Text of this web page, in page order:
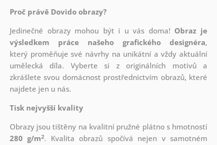
Proč právě Dovido obrazy?
Jedinečné obrazy mohou být i u vás doma! Obraz je
výsledkem práce našeho grafického designéra,
který proměňuje své návrhy na unikátní a vždy aktuální
umělecká díla. Vyberte si z originálních motivů a
zkrášlete svou domácnost prostřednictvím obrazů, které
najdete jen u nás.
Tisk nejvyšší kvality
Obrazy jsou tištěny na kvalitní pružné plátno s hmotností
280 g/m2. Kvalita obrazů spočívá nejen v samotném